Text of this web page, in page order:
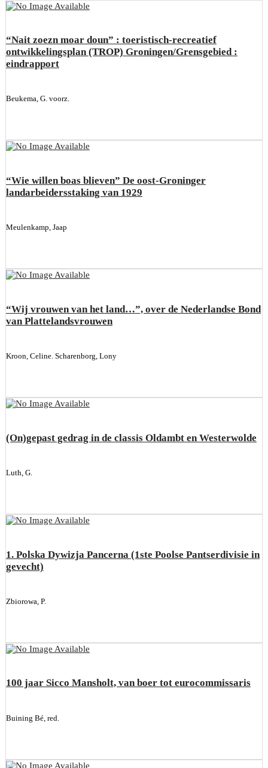
“Nait zoezn moar doun” : toeristisch-recreatief
ontwikkelingsplan (TROP) Groningen/Grensgebied :
eindrapport
Beukema, G. voorz.
“Wie willen boas blieven” De oost-Groninger
landarbeidersstaking van 1929
Meulenkamp, Jaap
“Wij vrouwen van het land…”, over de Nederlandse Bond
van Plattelandsvrouwen
Kroon, Celine. Scharenborg, Lony
(On)gepast gedrag in de classis Oldambt en Westerwolde
Luth, G.
1. Polska Dywizja Pancerna (1ste Poolse Pantserdivisie in
gevecht)
Zbiorowa, P.
100 jaar Sicco Mansholt, van boer tot eurocommissaris
Buining Bé, red.